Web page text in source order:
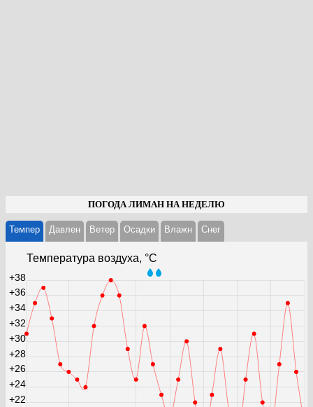
ПОГОДА ЛИМАН НА НЕДЕЛЮ
Темпер Давлен Ветер Осадки Влажн Cнег
Температура воздуха, °С
+22
+24
+26
+28
+30
+32
+34
+36
+38